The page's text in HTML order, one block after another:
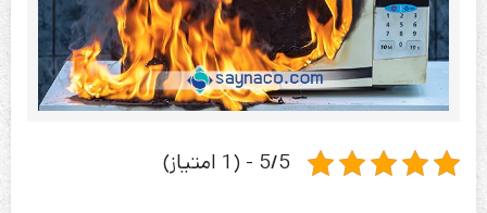
5/5 - (1 امتیاز)